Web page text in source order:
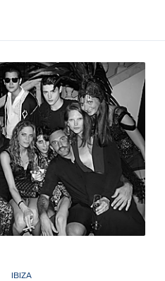
IBIZA